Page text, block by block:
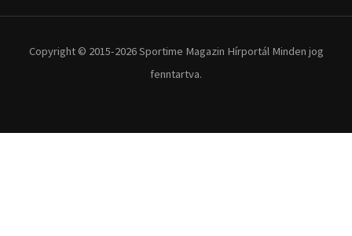
Copyright © 2015-2026 Sportime Magazin Hírportál Minden jog
fenntartva.